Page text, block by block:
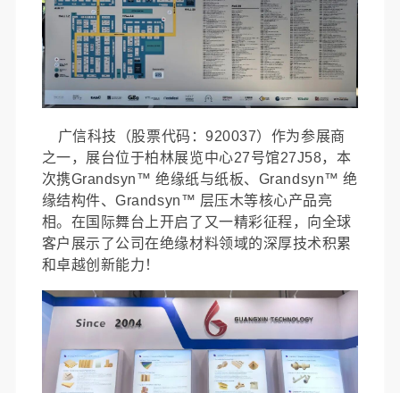
广信科技（股票代码：920037）作为参展商
之一，展台位于柏林展览中心27号馆27J58，本
次携Grandsyn™ 绝缘纸与纸板、Grandsyn™ 绝
缘结构件、Grandsyn™ 层压木等核心产品亮
相。在国际舞台上开启了又一精彩征程，向全球
客户展示了公司在绝缘材料领域的深厚技术积累
和卓越创新能力！